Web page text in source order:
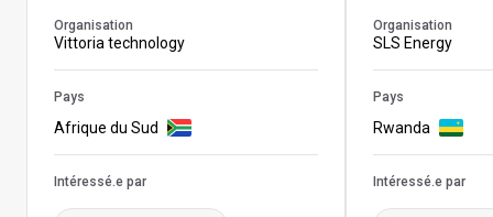
Organisation
Vittoria technology
Pays
Afrique du Sud
Intéressé.e par
Organisation
SLS Energy
Pays
Rwanda
Intéressé.e par